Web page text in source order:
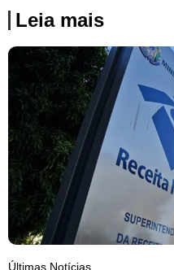
Leia mais
Últimas Notícias